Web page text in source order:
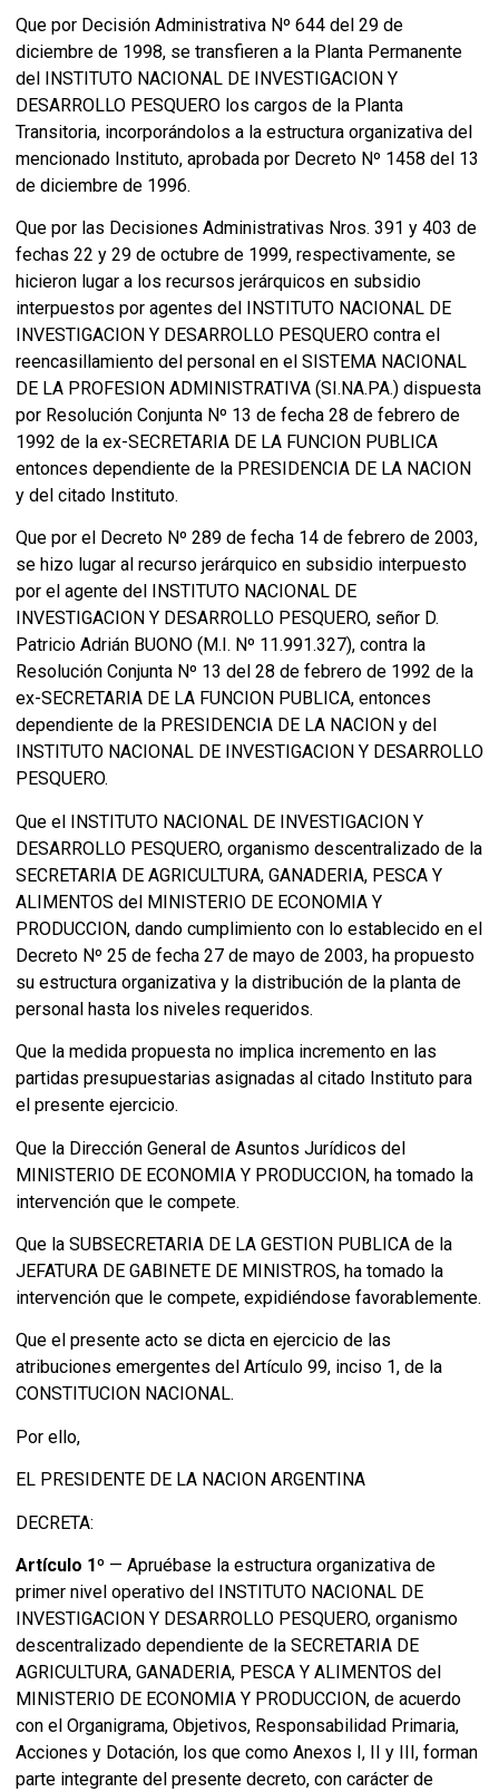
Que por Decisión Administrativa Nº 644 del 29 de
diciembre de 1998, se transfieren a la Planta Permanente
del INSTITUTO NACIONAL DE INVESTIGACION Y
DESARROLLO PESQUERO los cargos de la Planta
Transitoria, incorporándolos a la estructura organizativa del
mencionado Instituto, aprobada por Decreto Nº 1458 del 13
de diciembre de 1996.
Que por las Decisiones Administrativas Nros. 391 y 403 de
fechas 22 y 29 de octubre de 1999, respectivamente, se
hicieron lugar a los recursos jerárquicos en subsidio
interpuestos por agentes del INSTITUTO NACIONAL DE
INVESTIGACION Y DESARROLLO PESQUERO contra el
reencasillamiento del personal en el SISTEMA NACIONAL
DE LA PROFESION ADMINISTRATIVA (SI.NA.PA.) dispuesta
por Resolución Conjunta Nº 13 de fecha 28 de febrero de
1992 de la ex-SECRETARIA DE LA FUNCION PUBLICA
entonces dependiente de la PRESIDENCIA DE LA NACION
y del citado Instituto.
Que por el Decreto Nº 289 de fecha 14 de febrero de 2003,
se hizo lugar al recurso jerárquico en subsidio interpuesto
por el agente del INSTITUTO NACIONAL DE
INVESTIGACION Y DESARROLLO PESQUERO, señor D.
Patricio Adrián BUONO (M.I. Nº 11.991.327), contra la
Resolución Conjunta Nº 13 del 28 de febrero de 1992 de la
ex-SECRETARIA DE LA FUNCION PUBLICA, entonces
dependiente de la PRESIDENCIA DE LA NACION y del
INSTITUTO NACIONAL DE INVESTIGACION Y DESARROLLO
PESQUERO.
Que el INSTITUTO NACIONAL DE INVESTIGACION Y
DESARROLLO PESQUERO, organismo descentralizado de la
SECRETARIA DE AGRICULTURA, GANADERIA, PESCA Y
ALIMENTOS del MINISTERIO DE ECONOMIA Y
PRODUCCION, dando cumplimiento con lo establecido en el
Decreto Nº 25 de fecha 27 de mayo de 2003, ha propuesto
su estructura organizativa y la distribución de la planta de
personal hasta los niveles requeridos.
Que la medida propuesta no implica incremento en las
partidas presupuestarias asignadas al citado Instituto para
el presente ejercicio.
Que la Dirección General de Asuntos Jurídicos del
MINISTERIO DE ECONOMIA Y PRODUCCION, ha tomado la
intervención que le compete.
Que la SUBSECRETARIA DE LA GESTION PUBLICA de la
JEFATURA DE GABINETE DE MINISTROS, ha tomado la
intervención que le compete, expidiéndose favorablemente.
Que el presente acto se dicta en ejercicio de las
atribuciones emergentes del Artículo 99, inciso 1, de la
CONSTITUCION NACIONAL.
Por ello,
EL PRESIDENTE DE LA NACION ARGENTINA
DECRETA:
Artículo 1º — Apruébase la estructura organizativa de
primer nivel operativo del INSTITUTO NACIONAL DE
INVESTIGACION Y DESARROLLO PESQUERO, organismo
descentralizado dependiente de la SECRETARIA DE
AGRICULTURA, GANADERIA, PESCA Y ALIMENTOS del
MINISTERIO DE ECONOMIA Y PRODUCCION, de acuerdo
con el Organigrama, Objetivos, Responsabilidad Primaria,
Acciones y Dotación, los que como Anexos I, II y III, forman
parte integrante del presente decreto, con carácter de